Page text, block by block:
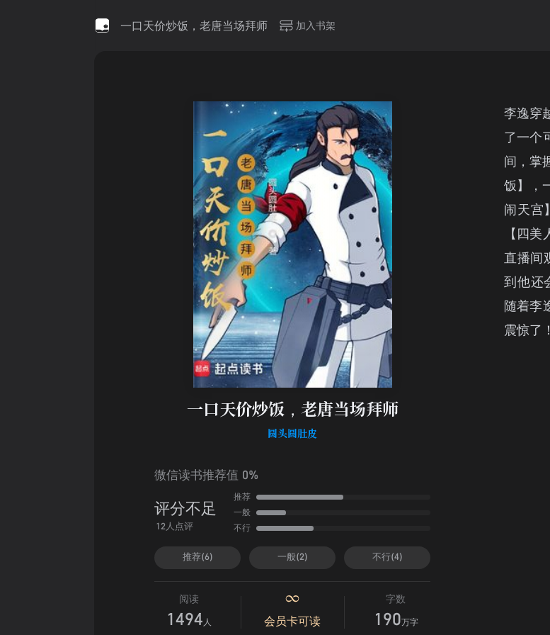
一口天价炒饭，老唐当场拜师 加入书架
一口天价炒饭，老唐当场拜师
圆头圆肚皮
微信读书推荐值 0%
评分不足
12人点评
推荐
一般
不行
推荐(6) 一般(2) 不行(4)
阅读
1494 人 会员卡可读
字数
190万字
李逸穿
了一个
间，掌
饭】，
闹天宫
【四
直播间
到他还
随着李
震惊了